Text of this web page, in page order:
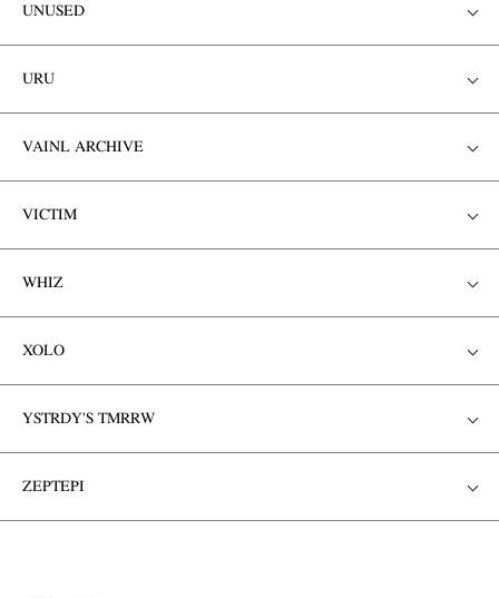
UNUSED
URU
VAINL ARCHIVE
VICTIM
WHIZ
XOLO
YSTRDY'S TMRRW
ZEPTEPI